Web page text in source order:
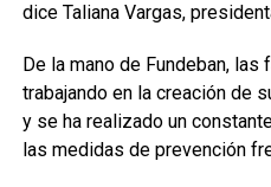
dice Taliana Vargas,
De la mano de Fundeban, las
trabajando en la creación de
y se ha realizado un
las medidas de prevención